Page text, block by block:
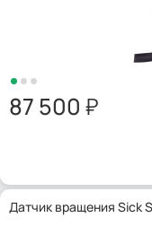
87 500
Датчик вращения Sick